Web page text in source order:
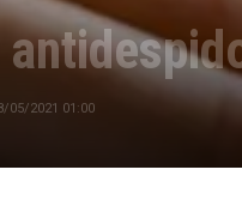
05/2021 01:00